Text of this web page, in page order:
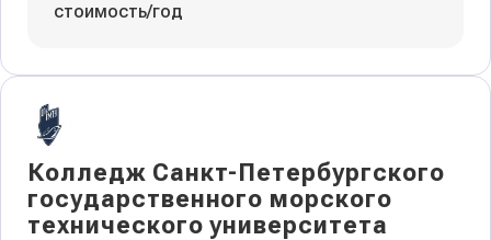
стоимость/год
Колледж Санкт-Петербургского
государственного морского
технического университета